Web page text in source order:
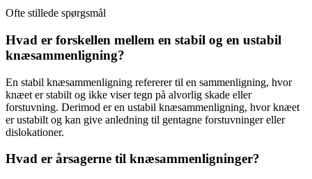
Ofte stillede spørgsmål
Hvad er forskellen mellem en stabil og en ustabil
knæsammenligning?
En stabil knæsammenligning refererer til en sammenligning, hvor
knæet er stabilt og ikke viser tegn på alvorlig skade eller
forstuvning. Derimod er en ustabil knæsammenligning, hvor knæet
er ustabilt og kan give anledning til gentagne forstuvninger eller
dislokationer.
Hvad er årsagerne til knæsammenligninger?